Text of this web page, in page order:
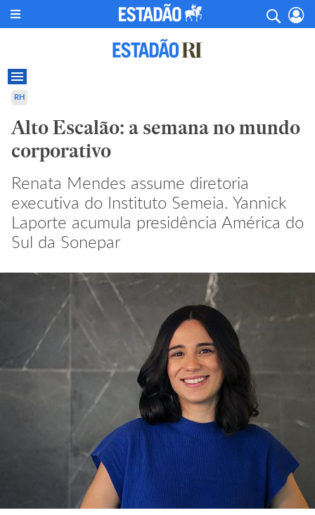
RH
Alto Escalão: a semana no mundo
corporativo
Renata Mendes assume diretoria
executiva do Instituto Semeia. Yannick
Laporte acumula presidência América do
Sul da Sonepar